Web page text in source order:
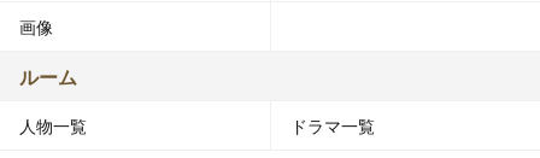
画像
ルーム
人物一覧 ドラマ一覧